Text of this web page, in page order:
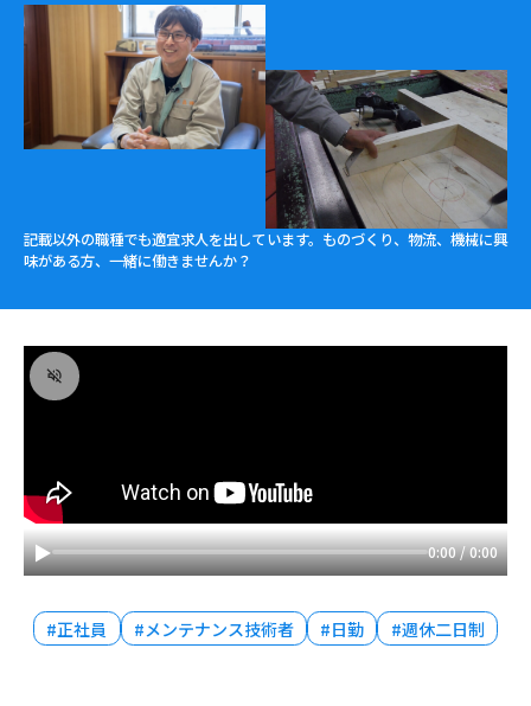
記載以外の職種でも適宜求人を出しています。ものづくり、物流、機械に興
味がある方、一緒に働きませんか？
▶ 0:00 / 0:00
#正社員 #メンテナンス技術者 #日勤 #週休二日制